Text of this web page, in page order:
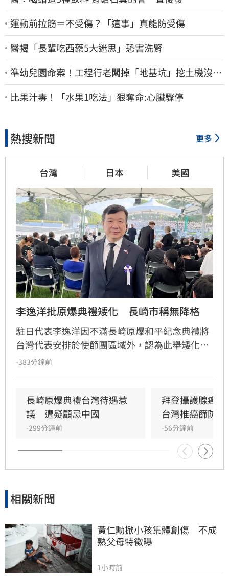
運動前拉筋＝不受傷？「這事」真能防受傷
醫揭「長輩吃西藥5大迷思」恐害洗腎
準幼兒園命案！工程行老闆掉「地基坑」挖土機沒看
到…下土石活埋他
比果汁毒！「水果1吃法」狠奪命:心臟驟停
熱搜新聞 更多
台灣 日本 美國
李逸洋批原爆典禮矮化　長崎市稱無降格
駐日代表李逸洋因不滿長崎原爆和平紀念典禮將
台灣代表安排於使節團區域外，認為此舉矮化台
灣國格，決定缺席該活動並表達嚴正抗議。對
-383分鐘前
長崎原爆典禮台灣待遇惹
議　遭疑顧忌中國
-299分鐘前
拜登攝護腺癌
台灣推癌篩防晚
-56分鐘前
相關新聞
黃仁勳掀小孩集體創傷　不成
熟父母特徵曝
1小時前